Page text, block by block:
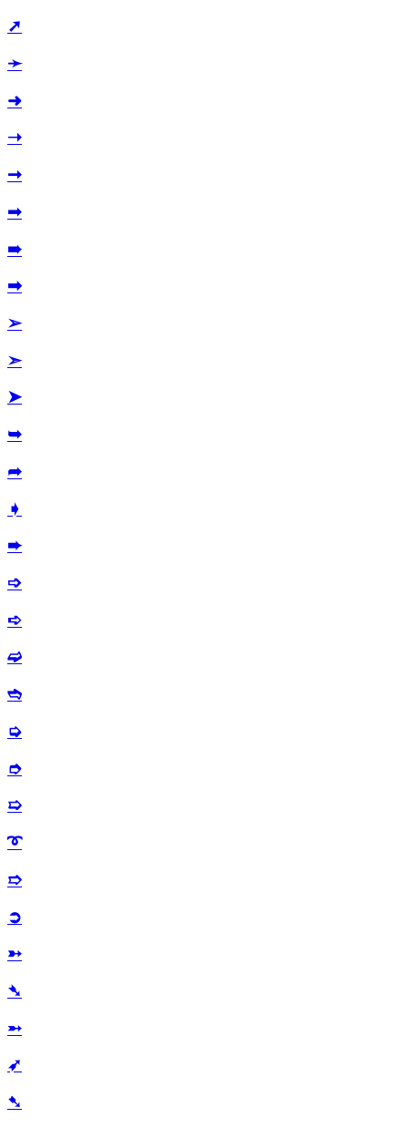
➚
➛
➜
➝
➞
➟
➠
➡
➢
➣
➤
➥
➦
➧
➨
➩
➪
➫
➬
➭
➮
➯
➰
➱
➲
➳
➴
➵
➶
➷